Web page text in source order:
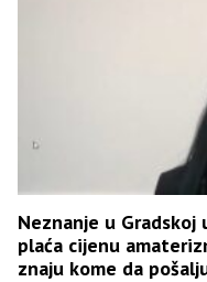
Neznanje u
plaća cijenu
znaju kome da